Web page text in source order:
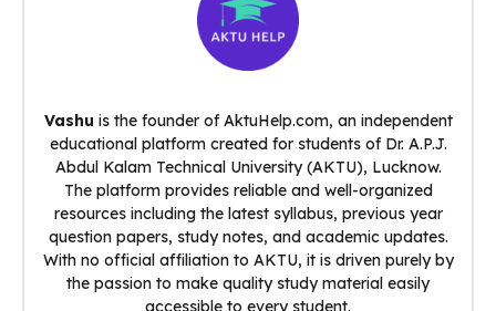
Vashu is the founder of AktuHelp.com, an independent
educational platform created for students of Dr. A.P.J.
Abdul Kalam Technical University (AKTU), Lucknow.
The platform provides reliable and well-organized
resources including the latest syllabus, previous year
question papers, study notes, and academic updates.
With no official affiliation to AKTU, it is driven purely by
the passion to make quality study material easily
accessible to every student.